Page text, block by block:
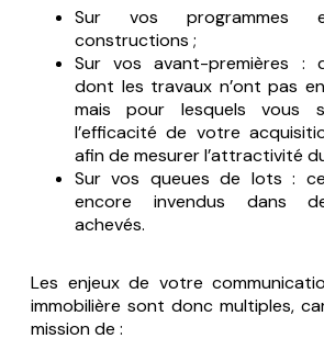
Sur vos programmes
constructions ;
Sur vos avant-premières :
dont les travaux n’ont pas
mais pour lesquels vous
l’efficacité de votre
afin de mesurer l’attractivité
Sur vos queues de lots :
encore invendus dans
achevés.
Les enjeux de votre
immobilière sont donc multiples,
mission de :